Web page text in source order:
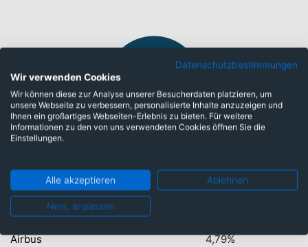
Top-Ten Titel
Cash EUR
Airbus
4,79%
Datenschutzbestimmungen
Wir verwenden Cookies
Wir können diese zur Analyse unserer Besucherdaten platzieren, um
unsere Webseite zu verbessern, personalisierte Inhalte anzuzeigen und
Ihnen ein großartiges Webseiten-Erlebnis zu bieten. Für weitere
Informationen zu den von uns verwendeten Cookies öffnen Sie die
Einstellungen.
Alle akzeptieren Ablehnen
Nein, anpassen